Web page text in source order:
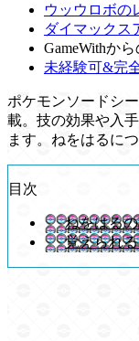
ウッウロボの
ダイマックス
GameWithか
未経験可&完
ポケモンソードシ
載。技の効果や入
ます。ねをはるに
目次
ねをはる
覚えられ